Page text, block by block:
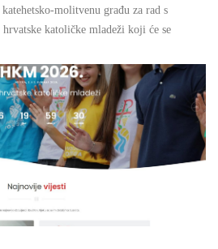
molitvenu građu za rad s
katoličke mladeži koji će se